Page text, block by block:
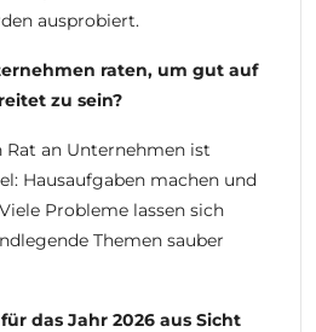
ausprobiert.
raten, um gut auf
zu sein?
Rat an Unternehmen ist
Hausaufgaben machen und
Probleme lassen sich
Themen sauber
das Jahr 2026 aus Sicht